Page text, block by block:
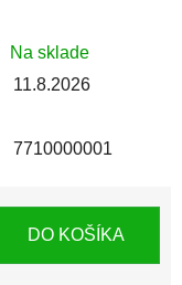
Na sklade
11.8.2026
7710000001
DO KOŠÍKA